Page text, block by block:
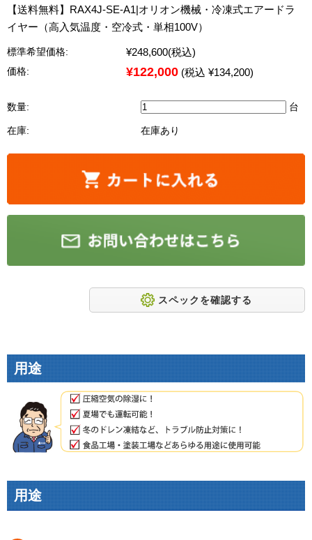
【送料無料】RAX4J-SE-A1|オリオン機械・冷凍式エアードラ
イヤー（高入気温度・空冷式・単相100V）
標準希望価格: ¥248,600(税込)
価格: ¥122,000 (税込 ¥134,200)
数量: 台
在庫: 在庫あり
スペックを確認する
用途
用途